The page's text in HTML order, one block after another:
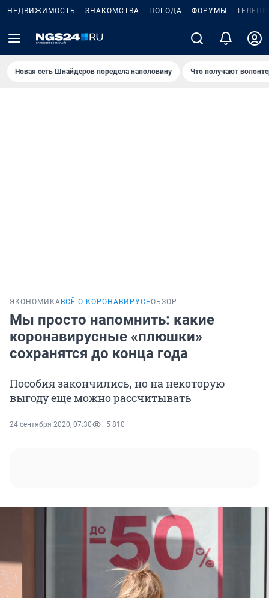
НЕДВИЖИМОСТЬ ЗНАКОМСТВА ПОГОДА ФОРУМЫ
Новая сеть Шнайдеров поредела наполовину Что получают
ЭКОНОМИКА ВСЁ О КОРОНАВИРУСЕОБЗОР
Мы просто напомнить: какие
коронавирусные «плюшки»
сохранятся до конца года
Пособия закончились, но на некоторую
выгоду еще можно рассчитывать
24 сентября 2020, 07:30 5 810